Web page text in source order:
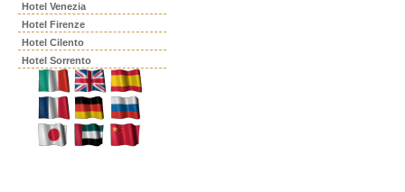
Hotel Venezia
Hotel Firenze
Hotel Cilento
Hotel Sorrento